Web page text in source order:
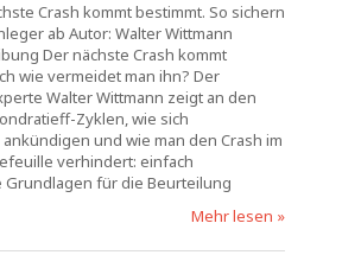
Crash kommt bestimmt. So sichern
ab Autor: Walter Wittmann
Der nächste Crash kommt
wie vermeidet man ihn? Der
Walter Wittmann zeigt an den
Zyklen, wie sich
und wie man den Crash im
verhindert: einfach
Grundlagen für die Beurteilung
Mehr lesen »